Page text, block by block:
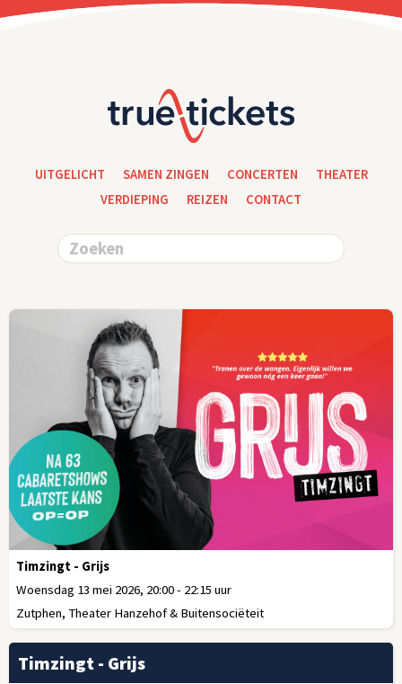
UITGELICHT SAMEN ZINGEN CONCERTEN
THEATER
VERDIEPING
REIZEN CONTACT
Timzingt - Grijs
Woensdag 13 mei 2026, 20:00 - 22:15 uur
Zutphen, Theater Hanzehof & Buitensociëteit
Timzingt - Grijs